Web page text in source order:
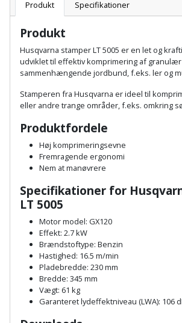
Fugtsikring
Garageport
Gelænder
Gips
Grundmursplader
Hardieplank
Hemsestige
Isolering
Komposit
terrassebrædder
Lecablokke
Fugepistol
og
skumpistol
Gevindskærer
Gipsværktøj
Glasskærer
Hæftepistol
og
hammer
Hammer
Høvl
Betonsliber
Bindemaskine
Bordrundsav
Bore-
og
skruemaskine
Borehammer
Boremaskinetilbehør
Detektor
Diamantskæremaskine
Motorenhed
Motorsav
og
Motorsav
og
kædesav
tilbehør
Pælebor
Plæneklipper
Plæneklipper
tilbehør
Robotplæneklipper
Robotplæneklipper
Brænde
Brændeovn
Brandslukker
Brugskunst
Camping
Damprengøring
Dørmåtte
Dørrist
Drivhus
Drivhustilbehør
Elartikler
Spartelmasse
til
Tape
Rør
fittings
Stålvask
Ventilation
og
indeklima
Guides
Gaveideer
Aktiviteter
Produkt Specifikationer
Produkt
Husqvarna stamperLT 5005 er en let og
udviklet til effektiv komprimering af
sammenhængende jordbund, f.eks. ler og
Stamperen fra Husqvarna er ideel til
eller andre trange områder, f.eks. omkring
Produktfordele
Høj komprimeringsevne
Fremragende ergonomi
Nem at manøvrere
Specifikationer for
LT 5005
Motor model: GX120
Effekt: 2.7 kW
Brændstoftype: Benzin
Hastighed: 16.5 m/min
Pladebredde: 230 mm
Bredde: 345 mm
Vægt: 61 kg
Garanteret lydeffektniveau (LWA): 106